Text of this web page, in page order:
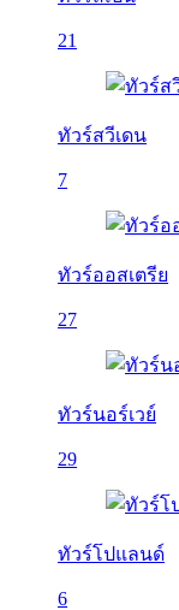
21
ทัวร์สวีเดน
7
ทัวร์ออสเตรีย
27
ทัวร์นอร์เวย์
29
ทัวร์โปแลนด์
6